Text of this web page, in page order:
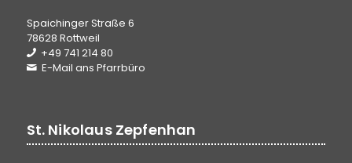
Spaichinger Straße 6
78628 Rottweil
+49 741 214 80
E-Mail ans Pfarrbüro
St. Nikolaus Zepfenhan